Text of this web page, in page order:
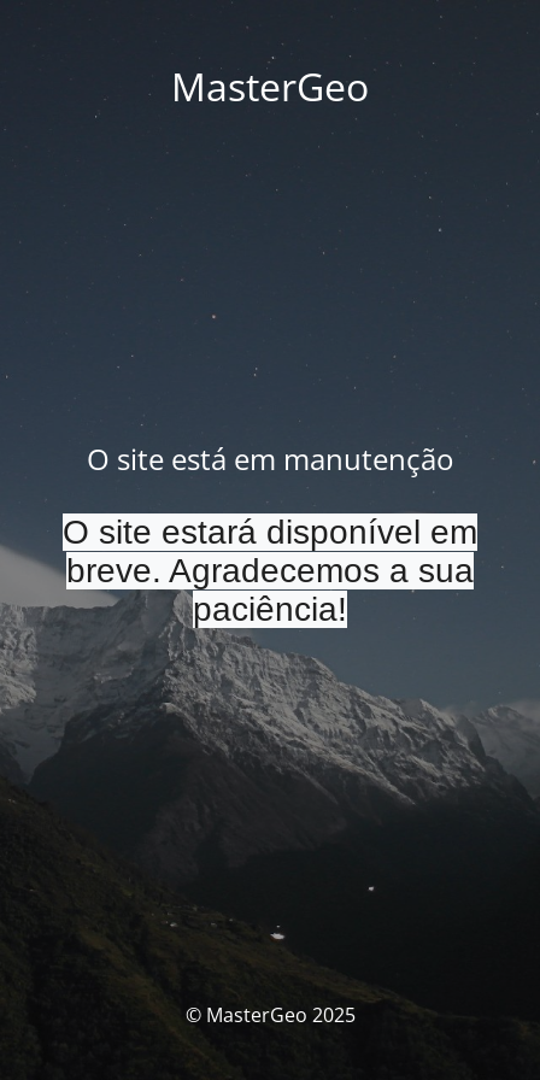
MasterGeo
O site está em manutenção
O site estará disponível em
breve. Agradecemos a sua
paciência!
© MasterGeo 2025